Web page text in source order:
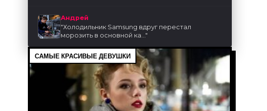
Андрей
"Холодильник Samsung вдруг перестал
морозить в основной ка..."
САМЫЕ КРАСИВЫЕ ДЕВУШКИ